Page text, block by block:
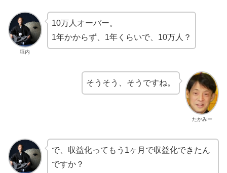
垣内
10万人オーバー。
1年かからず、1年くらいで、10万人？
たかみー
そうそう、そうですね。
で、収益化ってもう1ヶ月で収益化できたん
ですか？